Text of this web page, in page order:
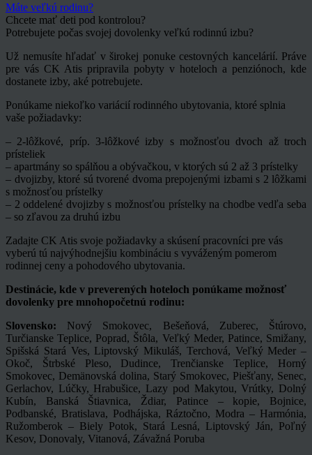
Máte veľkú rodinu?
Chcete mať deti pod kontrolou?
Potrebujete počas svojej dovolenky veľkú rodinnú izbu?
Už nemusíte hľadať v širokej ponuke cestovných kancelárií. Práve
pre vás CK Atis pripravila pobyty v hoteloch a penziónoch, kde
dostanete izby, aké potrebujete.
Ponúkame niekoľko variácií rodinného ubytovania, ktoré splnia
vaše požiadavky:
– 2-lôžkové, príp. 3-lôžkové izby s možnosťou dvoch až troch
prísteliek
– apartmány so spálňou a obývačkou, v ktorých sú 2 až 3 prístelky
– dvojizby, ktoré sú tvorené dvoma prepojenými izbami s 2 lôžkami
s možnosťou prístelky
– 2 oddelené dvojizby s možnosťou prístelky na chodbe vedľa seba
– so zľavou za druhú izbu
Zadajte CK Atis svoje požiadavky a skúsení pracovníci pre vás
vyberú tú najvýhodnejšiu kombináciu s vyváženým pomerom
rodinnej ceny a pohodového ubytovania.
Destinácie, kde v preverených hoteloch ponúkame možnosť
dovolenky pre mnohopočetnú rodinu:
Slovensko: Nový Smokovec, Bešeňová, Zuberec, Štúrovo,
Turčianske Teplice, Poprad, Štôla, Veľký Meder, Patince, Smižany,
Spišská Stará Ves, Liptovský Mikuláš, Terchová, Veľký Meder –
Okoč, Štrbské Pleso, Dudince, Trenčianske Teplice, Horný
Smokovec, Demänovská dolina, Starý Smokovec, Piešťany, Senec,
Gerlachov, Lúčky, Hrabušice, Lazy pod Makytou, Vrútky, Dolný
Kubín, Banská Štiavnica, Ždiar, Patince – kopie, Bojnice,
Podbanské, Bratislava, Podhájska, Ráztočno, Modra – Harmónia,
Ružomberok – Biely Potok, Stará Lesná, Liptovský Ján, Poľný
Kesov, Donovaly, Vitanová, Závažná Poruba